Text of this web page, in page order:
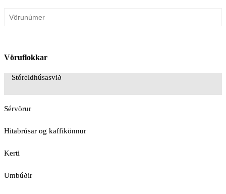
Vöruflokkar
Stóreldhúsasvið
Sérvörur
Hitabrúsar og kaffikönnur
Kerti
Umbúðir